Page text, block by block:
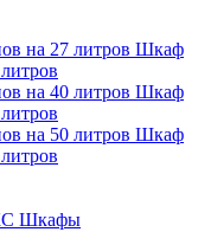
Шкаф
Шкаф
Шкаф
Шкафы